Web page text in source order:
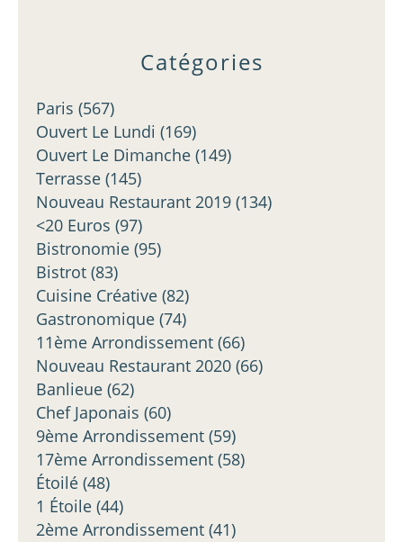
Catégories
Paris (567)
Ouvert Le Lundi (169)
Ouvert Le Dimanche (149)
Terrasse (145)
Nouveau Restaurant 2019 (134)
<20 Euros (97)
Bistronomie (95)
Bistrot (83)
Cuisine Créative (82)
Gastronomique (74)
11ème Arrondissement (66)
Nouveau Restaurant 2020 (66)
Banlieue (62)
Chef Japonais (60)
9ème Arrondissement (59)
17ème Arrondissement (58)
Étoilé (48)
1 Étoile (44)
2ème Arrondissement (41)